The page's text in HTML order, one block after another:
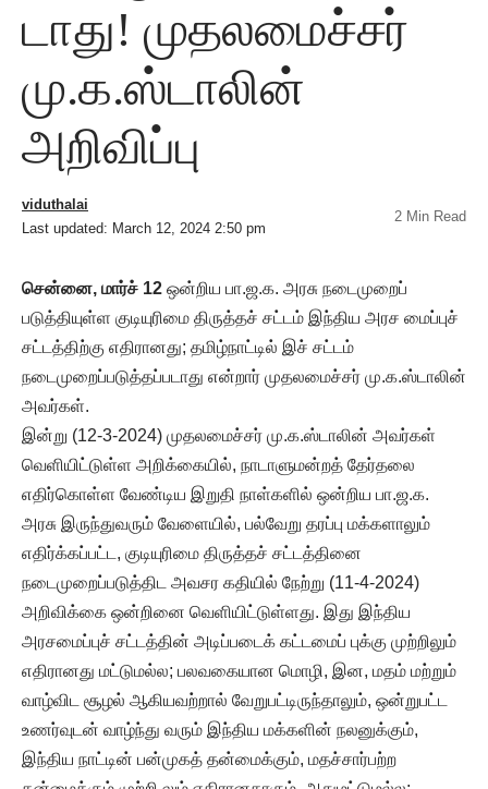
டாது! முதலமைச்சர்
மு.க.ஸ்டாலின்
அறிவிப்பு
Last updated: March 12, 2024 2:50 pm
viduthalai
2 Min Read
சென்னை, மார்ச் 12 ஒன்றிய பா.ஜ.க. அரசு நடைமுறைப்
படுத்தியுள்ள குடியுரிமை திருத்தச் சட்டம் இந்திய அரச மைப்புச்
சட்டத்திற்கு எதிரானது; தமிழ்நாட்டில் இச் சட்டம்
நடைமுறைப்படுத்தப்படாது என்றார் முதலமைச்சர் மு.க.ஸ்டாலின்
அவர்கள்.
இன்று (12-3-2024) முதலமைச்சர் மு.க.ஸ்டாலின் அவர்கள்
வெளியிட்டுள்ள அறிக்கையில், நாடாளுமன்றத் தேர்தலை
எதிர்கொள்ள வேண்டிய இறுதி நாள்களில் ஒன்றிய பா.ஜ.க.
அரசு இருந்துவரும் வேளையில், பல்வேறு தரப்பு மக்களாலும்
எதிர்க்கப்பட்ட, குடியுரிமை திருத்தச் சட்டத்தினை
நடைமுறைப்படுத்திட அவசர கதியில் நேற்று (11-4-2024)
அறிவிக்கை ஒன்றினை வெளியிட்டுள்ளது. இது இந்திய
அரசமைப்புச் சட்டத்தின் அடிப்படைக் கட்டமைப் புக்கு முற்றிலும்
எதிரானது மட்டுமல்ல; பலவகையான மொழி, இன, மதம் மற்றும்
வாழ்விட சூழல் ஆகியவற்றால் வேறுபட்டிருந்தாலும், ஒன்றுபட்ட
உணர்வுடன் வாழ்ந்து வரும் இந்திய மக்களின் நலனுக்கும்,
இந்திய நாட்டின் பன்முகத் தன்மைக்கும், மதச்சார்பற்ற